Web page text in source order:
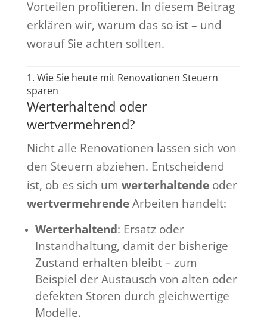
Vorteilen profitieren. In diesem Beitrag
erklären wir, warum das so ist – und
worauf Sie achten sollten.
1. Wie Sie heute mit Renovationen Steuern
sparen
Werterhaltend oder
wertvermehrend?
Nicht alle Renovationen lassen sich von
den Steuern abziehen. Entscheidend
ist, ob es sich um werterhaltendeoder
wertvermehrendeArbeiten handelt:
Werterhaltend: Ersatz oder
Instandhaltung, damit der bisherige
Zustand erhalten bleibt – zum
Beispiel der Austausch von alten oder
defekten Storen durch gleichwertige
Modelle.